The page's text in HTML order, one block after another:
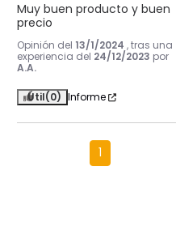
Muy buen producto y buen
precio
Opinión del 13/1/2024 , tras una
experiencia del 24/12/2023 por
A.A.
Útil(0) Informe
1